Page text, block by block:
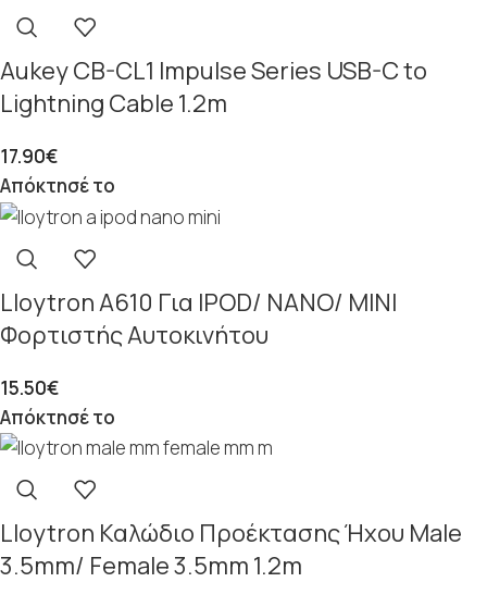
Aukey CB-CL1 Impulse Series USB-C to
Lightning Cable 1.2m
17.90€
Απόκτησέ το
Lloytron A610 Για IPOD/ NANO/ MINI
Φορτιστής Αυτοκινήτου
15.50€
Απόκτησέ το
Lloytron Καλώδιο Προέκτασης Ήχου Male
3.5mm/ Female 3.5mm 1.2m